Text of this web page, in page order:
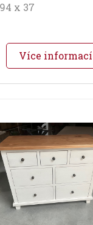
x 37
Více informací